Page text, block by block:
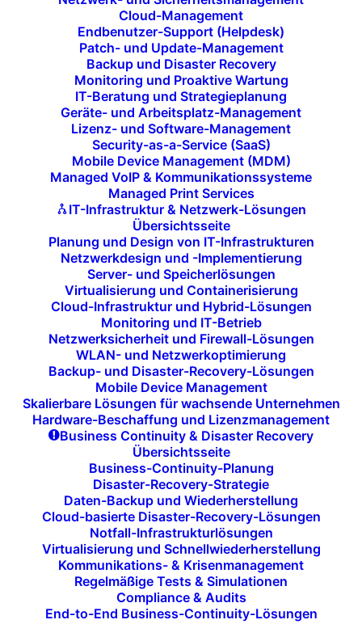
Cloud-Management
Endbenutzer-Support (Helpdesk)
Patch- und Update-Management
Backup und Disaster Recovery
Monitoring und Proaktive Wartung
IT-Beratung und Strategieplanung
Geräte- und Arbeitsplatz-Management
Lizenz- und Software-Management
Security-as-a-Service (SaaS)
Mobile Device Management (MDM)
Managed VoIP & Kommunikationssysteme
Managed Print Services
IT-Infrastruktur & Netzwerk-Lösungen
Übersichtsseite
Planung und Design von IT-Infrastrukturen
Netzwerkdesign und -Implementierung
Server- und Speicherlösungen
Virtualisierung und Containerisierung
Cloud-Infrastruktur und Hybrid-Lösungen
Monitoring und IT-Betrieb
Netzwerksicherheit und Firewall-Lösungen
WLAN- und Netzwerkoptimierung
Backup- und Disaster-Recovery-Lösungen
Mobile Device Management
Skalierbare Lösungen für wachsende Unternehmen
Hardware-Beschaffung und Lizenzmanagement
Business Continuity & Disaster Recovery
Übersichtsseite
Business-Continuity-Planung
Disaster-Recovery-Strategie
Daten-Backup und Wiederherstellung
Cloud-basierte Disaster-Recovery-Lösungen
Notfall-Infrastrukturlösungen
Virtualisierung und Schnellwiederherstellung
Kommunikations- & Krisenmanagement
Regelmäßige Tests & Simulationen
Compliance & Audits
End-to-End Business-Continuity-Lösungen
und technologische Weiterentwicklung im
Pro-AV- und Digital-Signage-Ökosystem. In
diesem kurzen Messerückblick blickt unser
Head of Digital Media Solutions, Raoul V.
Fendler auf die technologischen Highlights,
wichtige Trends aus dem Messealltag und
angereichert mit Eindrücken aus Gesprächen
vor Ort, u. a. mit Partnern der i-Tech GmbH &
Messe im Überblick | Rahmen und
Themen derIntegrated Systems
Europe 2026 inBarcelona
Die ISE 2026 hat sich erneut als zentrale Leitmesse
für professionelle AV-, Display- und Digital-Signage-
Lösungen positioniert. Für Entscheider,
Systemintegratoren und Technologieverantwortliche
ist diese Veranstaltung längst nicht mehr nur eine
Produktschau, sondern ein strategischer Marktplatz
für Architekturentscheidungen, Plattformstrategien
und Integrationskonzepte. Der Messecharakter hat
sich in den letzten Jahren deutlich weiterentwickelt,
weg von reiner Hardware-Präsentation, hin zu
ganzheitlichen Lösungsökosystemen aus
Displaytechnik, LED-Systemen,
Softwareplattformen, Content-Workflows und
Management-Infrastruktur.
Internationale Leitmesse mit klarer
Marktorientierung